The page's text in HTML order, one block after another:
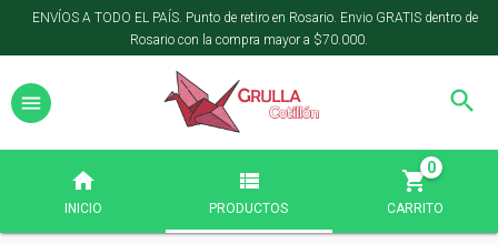
ENVÍOS A TODO EL PAÍS. Punto de retiro en Rosario. Envio GRATIS dentro de
Rosario con la compra mayor a $70.000.
INICIO PRODUCTOS CARRITO
0